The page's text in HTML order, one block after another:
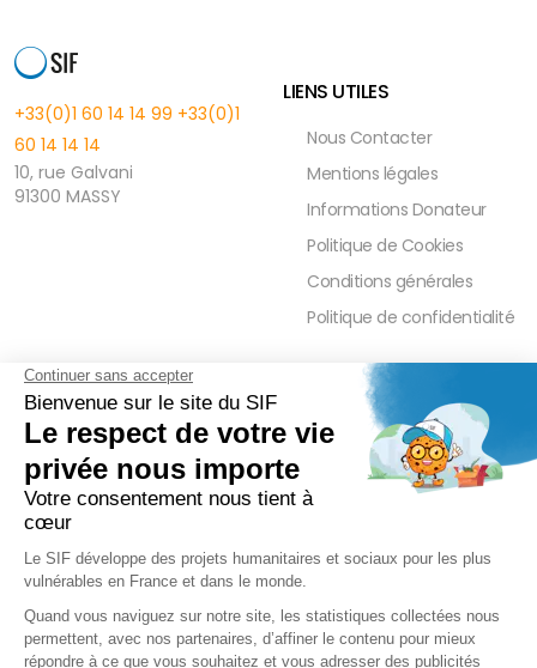
+33(0)1 60 14 14 99 +33(0)1
60 14 14 14
10, rue Galvani
91300 MASSY
LIENS UTILES
Nous Contacter
Mentions légales
Informations Donateur
Politique de Cookies
Conditions générales
Politique de confidentialité
FAQ
Réduction Fiscale
Ramadan 2026
Zakât Al Maal
Intérêts Bancaires
Parrainage Individuel
Waqf
PRESSE ET PARTENAIRE
Contact Presse
Communiqués de Presse
Actualités Presse